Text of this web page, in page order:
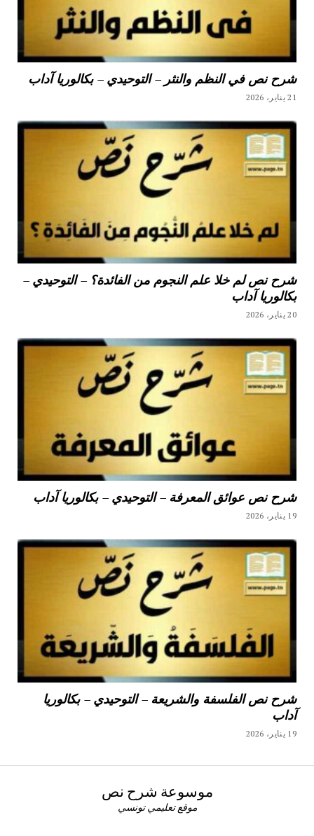
شرح نص في النظم والنثر – التوحيدي – بكالوريا آداب
21 يناير، 2026
شرح نص لم خلا علم النجوم من الفائدة؟ – التوحيدي –
بكالوريا آداب
20 يناير، 2026
شرح نص عوائق المعرفة – التوحيدي – بكالوريا آداب
19 يناير، 2026
شرح نص الفلسفة والشريعة – التوحيدي – بكالوريا
آداب
19 يناير، 2026
موسوعة شرح نص
موقع تعليمي تونسي